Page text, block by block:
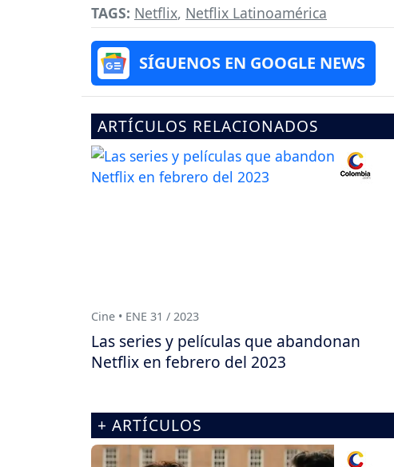
TAGS: Netflix, Netflix Latinoamérica
SÍGUENOS EN GOOGLE NEWS
ARTÍCULOS RELACIONADOS
Cine • ENE 31 / 2023
Las series y películas que abandonan
Netflix en febrero del 2023
+ ARTÍCULOS